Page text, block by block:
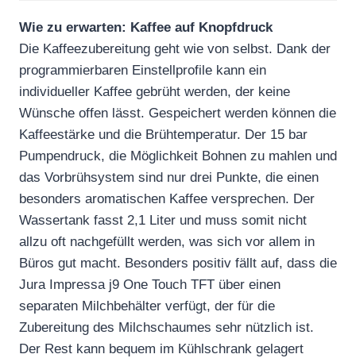
Wie zu erwarten: Kaffee auf Knopfdruck
Die Kaffeezubereitung geht wie von selbst. Dank der
programmierbaren Einstellprofile kann ein
individueller Kaffee gebrüht werden, der keine
Wünsche offen lässt. Gespeichert werden können die
Kaffeestärke und die Brühtemperatur. Der 15 bar
Pumpendruck, die Möglichkeit Bohnen zu mahlen und
das Vorbrühsystem sind nur drei Punkte, die einen
besonders aromatischen Kaffee versprechen. Der
Wassertank fasst 2,1 Liter und muss somit nicht
allzu oft nachgefüllt werden, was sich vor allem in
Büros gut macht. Besonders positiv fällt auf, dass die
Jura Impressa j9 One Touch TFT über einen
separaten Milchbehälter verfügt, der für die
Zubereitung des Milchschaumes sehr nützlich ist.
Der Rest kann bequem im Kühlschrank gelagert